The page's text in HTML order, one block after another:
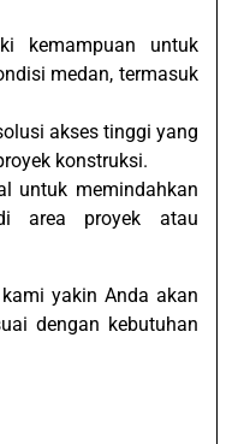
kemampuan untuk
medan, termasuk
akses tinggi yang
konstruksi.
untuk memindahkan
area proyek atau
yakin Anda akan
dengan kebutuhan